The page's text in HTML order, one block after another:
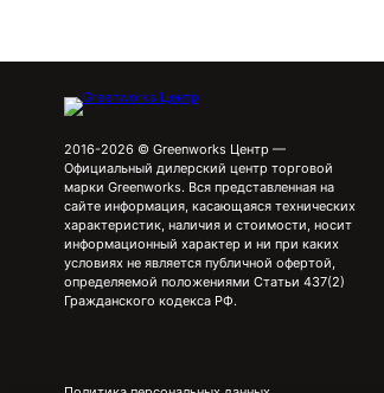
2016-2026 © Greenworks Центр —
Официальный дилерский центр торговой
марки Greenworks. Вся представленная на
сайте информация, касающаяся технических
характеристик, наличия и стоимости, носит
информационный характер и ни при каких
условиях не является публичной офертой,
определяемой положениями Статьи 437(2)
Гражданского кодекса РФ.